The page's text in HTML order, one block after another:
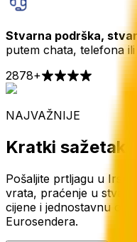
Stvarna podrška,
putem chata, telefona
2878+
NAJVAŽNIJE
Kratki sažetak
Pošaljite prtljagu u
vrata, praćenje u
cijene i jednostavnu
Eurosendera.